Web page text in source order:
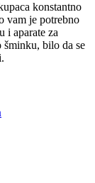
konstantno
vam je potrebno
i aparate za
šminku, bilo da se